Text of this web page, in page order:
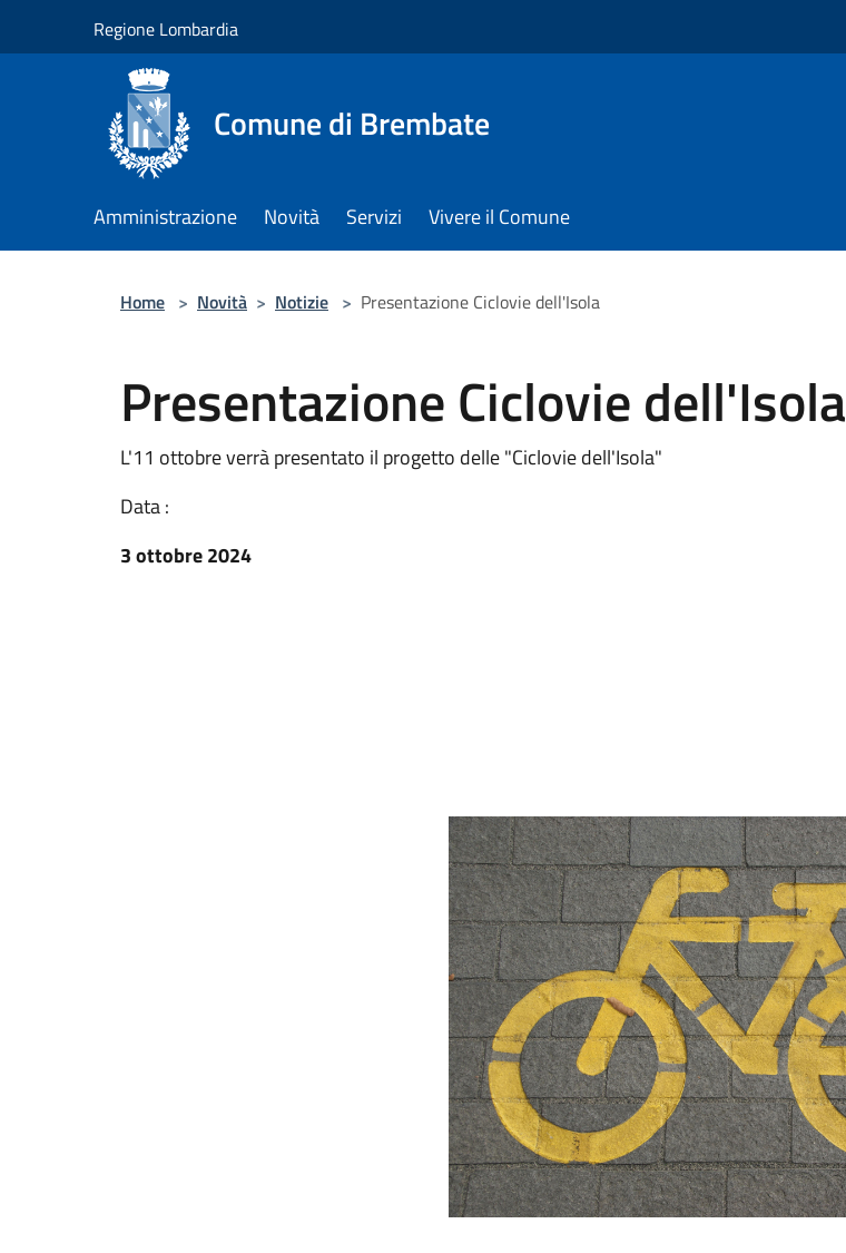
Regione Lombardia
Comune di Brembate
Amministrazione Novità Servizi Vivere il Comune
Home > Novità > Notizie > Presentazione Ciclovie dell'Isola
Presentazione Ciclovie dell'Isola
L'11 ottobre verrà presentato il progetto delle "Ciclovie dell'Isola"
Data :
3 ottobre 2024